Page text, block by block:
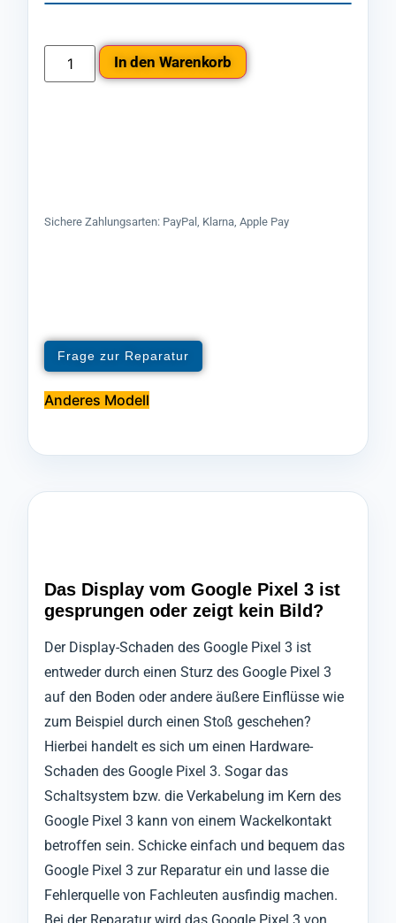
In den Warenkorb
Sichere Zahlungsarten: PayPal, Klarna, Apple Pay
Frage zur Reparatur
Anderes Modell
Das Display vom Google Pixel 3 ist
gesprungen oder zeigt kein Bild?
Der Display-Schaden des Google Pixel 3 ist
entweder durch einen Sturz des Google Pixel 3
auf den Boden oder andere äußere Einflüsse wie
zum Beispiel durch einen Stoß geschehen?
Hierbei handelt es sich um einen Hardware-
Schaden des Google Pixel 3. Sogar das
Schaltsystem bzw. die Verkabelung im Kern des
Google Pixel 3 kann von einem Wackelkontakt
betroffen sein. Schicke einfach und bequem das
Google Pixel 3 zur Reparatur ein und lasse die
Fehlerquelle von Fachleuten ausfindig machen.